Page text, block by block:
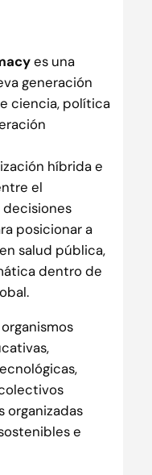
es una
generación
ciencia, política
híbrida e
el
posicionar a
salud pública,
dentro de
organizadas
e